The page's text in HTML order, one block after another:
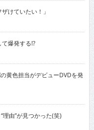
けていたい！」
爆発する!?
黄色担当がデビューDVDを発
由”が見つかった(笑)